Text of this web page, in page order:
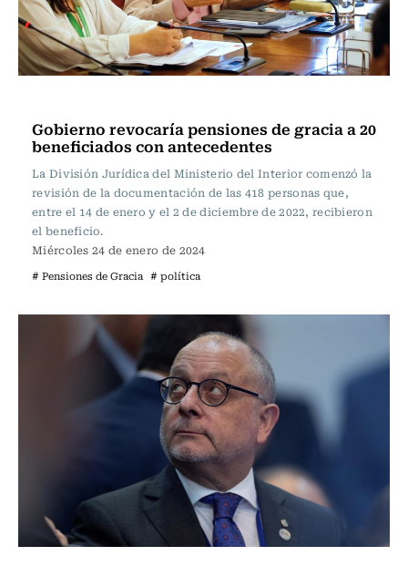
Gobierno revocaría pensiones de gracia a 20
beneficiados con antecedentes
La División Jurídica del Ministerio del Interior comenzó la
revisión de la documentación de las 418 personas que,
entre el 14 de enero y el 2 de diciembre de 2022, recibieron
el beneficio.
Miércoles 24 de enero de 2024
# Pensiones de Gracia # política